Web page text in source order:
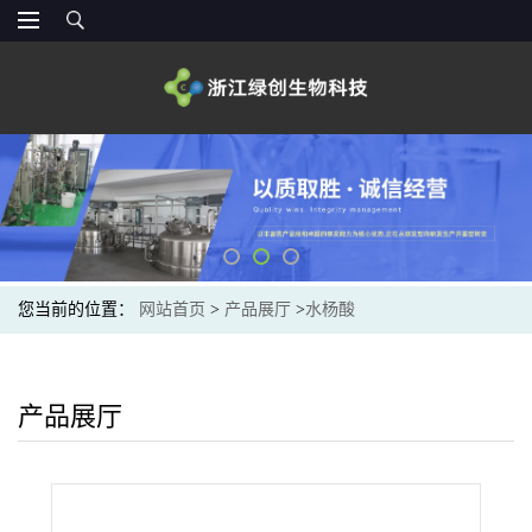
您当前的位置： 网站首页 > 产品展厅 >水杨酸
产品展厅